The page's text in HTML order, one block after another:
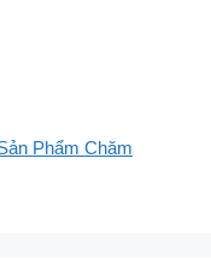
Phẩm Chăm